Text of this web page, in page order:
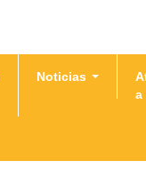
Noticias
a